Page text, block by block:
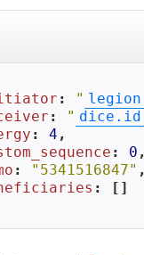
: " legion
: " dice.id
: 4 ,
: 0 ,
: "5341516847" ,
: []